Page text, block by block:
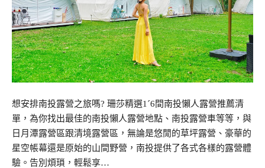
想安排南投露營之旅嗎? 珊莎精選1ˊ6間南投懶人露營推薦清
單，為你找出最佳的南投懶人露營地點、南投露營車等等，與
日月潭露營區跟清境露營區，無論是悠閒的草坪露營、豪華的
星空帳幕還是原始的山間野營，南投提供了各式各樣的露營體
驗。告別煩瑣，輕鬆享…